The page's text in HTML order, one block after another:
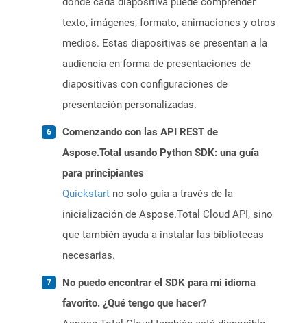
texto, imágenes, formato, animaciones y otros
medios. Estas diapositivas se presentan a la
audiencia en forma de presentaciones de
diapositivas con configuraciones de
presentación personalizadas.
Comenzando con las API REST de
Aspose.Total usando Python SDK: una guía
para principiantes
Quickstart no solo guía a través de la
inicialización de Aspose.Total Cloud API, sino
que también ayuda a instalar las bibliotecas
necesarias.
No puedo encontrar el SDK para mi idioma
favorito. ¿Qué tengo que hacer?